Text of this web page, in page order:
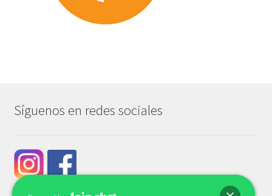
Síguenos en redes sociales